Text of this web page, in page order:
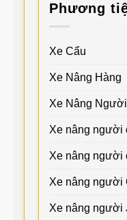
Phương
Xe Cẩu
Xe Nâng Hàng
Xe Nâng
Xe nâng người
Xe nâng người
Xe nâng người
Xe nâng người